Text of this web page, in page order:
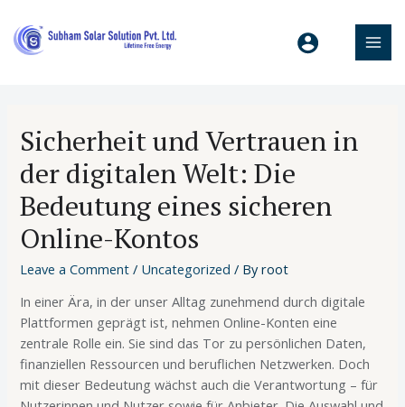
Sicherheit und Vertrauen in
der digitalen Welt: Die
Bedeutung eines sicheren
Online-Kontos
Leave a Comment / Uncategorized / Byroot
In einer Ära, in der unser Alltag zunehmend durch digitale
Plattformen geprägt ist, nehmen Online-Konten eine
zentrale Rolle ein. Sie sind das Tor zu persönlichen Daten,
finanziellen Ressourcen und beruflichen Netzwerken. Doch
mit dieser Bedeutung wächst auch die Verantwortung – für